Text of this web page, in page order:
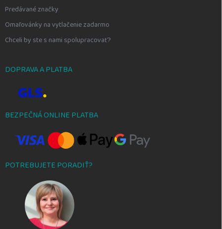
Predávané značky
Omaľovánky na vytlačenie zadarmo
Chceli by ste s nami spolupracovať?
DOPRAVA A PLATBA
BEZPEČNÁ ONLINE PLATBA
POTREBUJETE PORADIŤ?